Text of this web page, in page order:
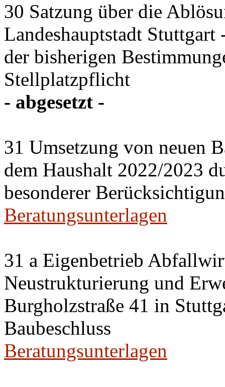
30 Satzung über die
Landeshauptstadt
der bisherigen
Stellplatzpflicht
- abgesetzt -
31 Umsetzung von neuen
dem Haushalt 2022/2023
besonderer
Beratungsunterlagen
31 a Eigenbetrieb
Neustrukturierung und
Burgholzstraße 41 in
Baubeschluss
Beratungsunterlagen